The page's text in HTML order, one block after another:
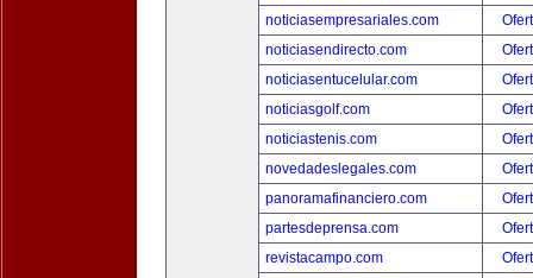
noticiasempresariales.com
noticiasendirecto.com
noticiasentucelular.com
noticiasgolf.com
noticiastenis.com
novedadeslegales.com
panoramafinanciero.com
partesdeprensa.com
revistacampo.com